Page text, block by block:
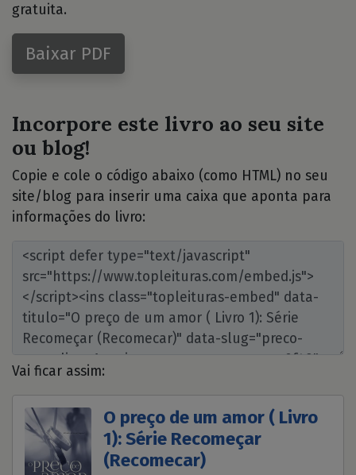
gratuita.
Baixar PDF
Incorpore este livro ao seu site
ou blog!
Copie e cole o código abaixo (como HTML) no seu
site/blog para inserir uma caixa que aponta para
informações do livro:
Vai ficar assim:
O preço de um amor ( Livro
1): Série Recomeçar
(Recomecar)